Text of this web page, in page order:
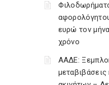
ευρώ τον
χρόνο
ΑΑΔΕ: